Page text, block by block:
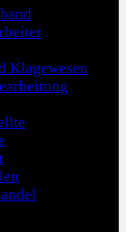
Klagewesen